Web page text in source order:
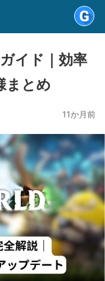
イド｜効率
まとめ
11か月前